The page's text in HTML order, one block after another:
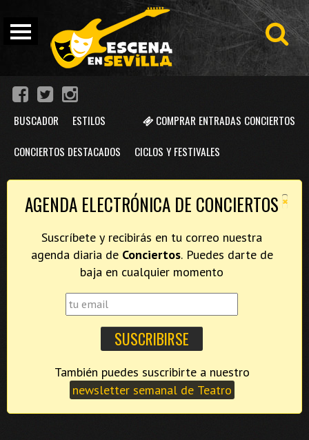
COMPRAR ENTRADAS CONCIERTOS
BUSCADOR ESTILOS
CONCIERTOS DESTACADOS CICLOS Y FESTIVALES
×
AGENDA ELECTRÓNICA DE CONCIERTOS
Suscríbete y recibirás en tu correo nuestra
agenda diaria de Conciertos. Puedes darte de
baja en cualquier momento
newsletter semanal de Teatro